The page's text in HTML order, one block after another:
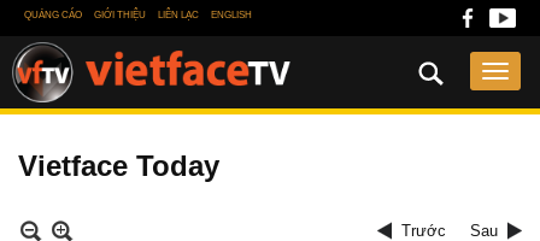
QUẢNG CÁO GIỚI THIỆU LIÊN LẠC ENGLISH
Vietface Today
Trước Sau